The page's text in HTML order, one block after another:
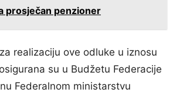
prosječan penzioner
realizaciju ove odluke u iznosu
su u Budžetu Federacije
Federalnom ministarstvu